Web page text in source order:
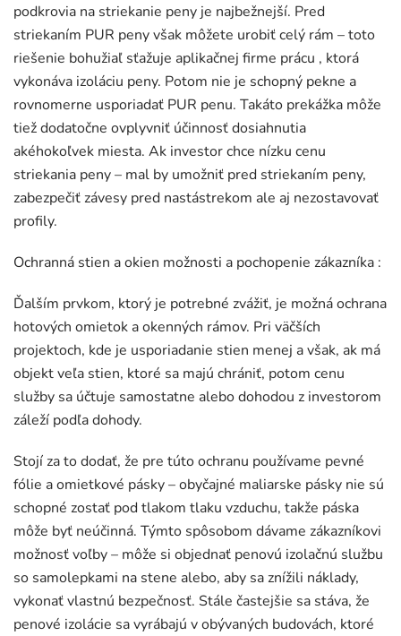
podkrovia na striekanie peny je najbežnejší. Pred
striekaním PUR peny však môžete urobiť celý rám – toto
riešenie bohužiaľ sťažuje aplikačnej firme prácu , ktorá
vykonáva izoláciu peny. Potom nie je schopný pekne a
rovnomerne usporiadať PUR penu. Takáto prekážka môže
tiež dodatočne ovplyvniť účinnosť dosiahnutia
akéhokoľvek miesta. Ak investor chce nízku cenu
striekania peny – mal by umožniť pred striekaním peny,
zabezpečiť závesy pred nastástrekom ale aj nezostavovať
profily.
Ochranná stien a okien možnosti a pochopenie zákazníka :
Ďalším prvkom, ktorý je potrebné zvážiť, je možná ochrana
hotových omietok a okenných rámov. Pri väčších
projektoch, kde je usporiadanie stien menej a však, ak má
objekt veľa stien, ktoré sa majú chrániť, potom cenu
služby sa účtuje samostatne alebo dohodou z investorom
záleží podľa dohody.
Stojí za to dodať, že pre túto ochranu používame pevné
fólie a omietkové pásky – obyčajné maliarske pásky nie sú
schopné zostať pod tlakom tlaku vzduchu, takže páska
môže byť neúčinná. Týmto spôsobom dávame zákazníkovi
možnosť voľby – môže si objednať penovú izolačnú službu
so samolepkami na stene alebo, aby sa znížili náklady,
vykonať vlastnú bezpečnosť. Stále častejšie sa stáva, že
penové izolácie sa vyrábajú v obývaných budovách, ktoré